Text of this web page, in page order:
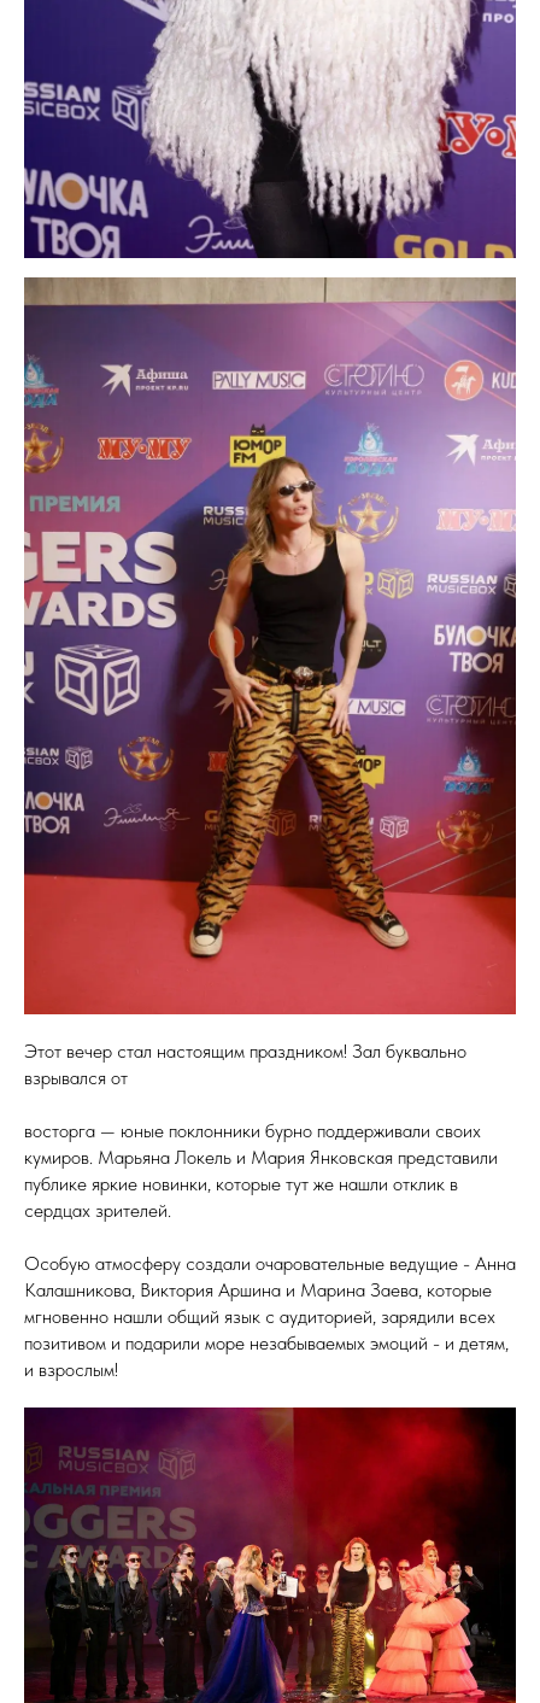
Этот вечер стал настоящим праздником! Зал буквально
взрывался от
восторга — юные поклонники бурно поддерживали своих
кумиров. Марьяна Локель и Мария Янковская представили
публике яркие новинки, которые тут же нашли отклик в
сердцах зрителей.
Особую атмосферу создали очаровательные ведущие - Анна
Калашникова, Виктория Аршина и Марина Заева, которые
мгновенно нашли общий язык с аудиторией, зарядили всех
позитивом и подарили море незабываемых эмоций - и детям,
и взрослым!